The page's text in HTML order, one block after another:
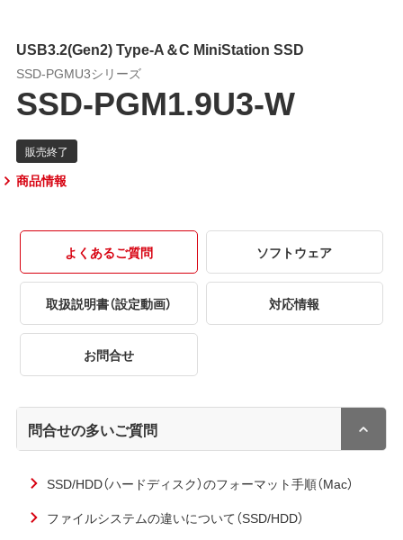
USB3.2(Gen2) Type-A＆C MiniStation SSD
SSD-PGMU3シリーズ
SSD-PGM1.9U3-W
商品情報
よくあるご質問 ソフトウェア
取扱説明書（設定動画） 対応情報
お問合せ
問合せの多いご質問
SSD/HDD（ハードディスク）のフォーマット手順（Mac）
ファイルシステムの違いについて（SSD/HDD）